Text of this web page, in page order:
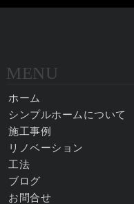
MENU
ホーム
シンプルホームについて
施工事例
リノベーション
工法
ブログ
お問合せ